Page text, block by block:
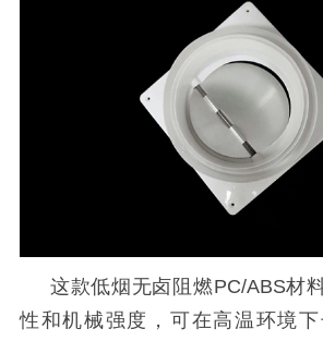
这款低烟无卤阻燃PC/ABS材
性和机械强度，可在高温环境